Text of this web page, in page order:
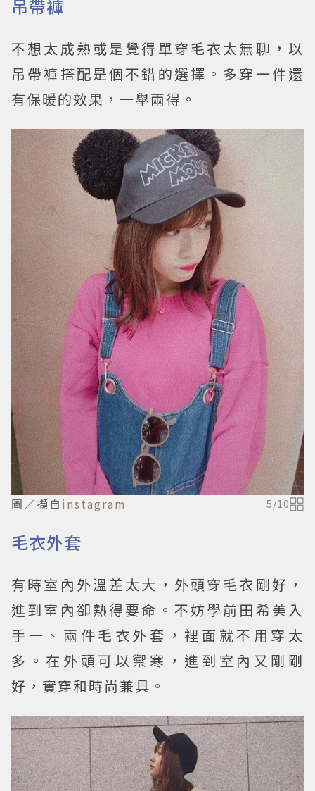
吊帶褲
不想太成熟或是覺得單穿毛衣太無聊，以
吊帶褲搭配是個不錯的選擇。多穿一件還
有保暖的效果，一舉兩得。
圖／擷自 instagram 5/10
毛衣外套
有時室內外溫差太大，外頭穿毛衣剛好，
進到室內卻熱得要命。不妨學前田希美入
手一、兩件毛衣外套，裡面就不用穿太
多。在外頭可以禦寒，進到室內又剛剛
好，實穿和時尚兼具。